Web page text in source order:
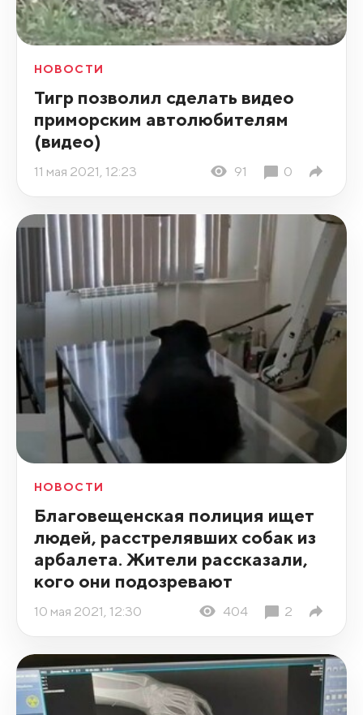
НОВОСТИ
Тигр позволил сделать видео
приморским автолюбителям
(видео)
11 мая 2021, 12:23 91 0
НОВОСТИ
Благовещенская полиция ищет
людей, расстрелявших собак из
арбалета. Жители рассказали,
кого они подозревают
10 мая 2021, 12:30 404 2